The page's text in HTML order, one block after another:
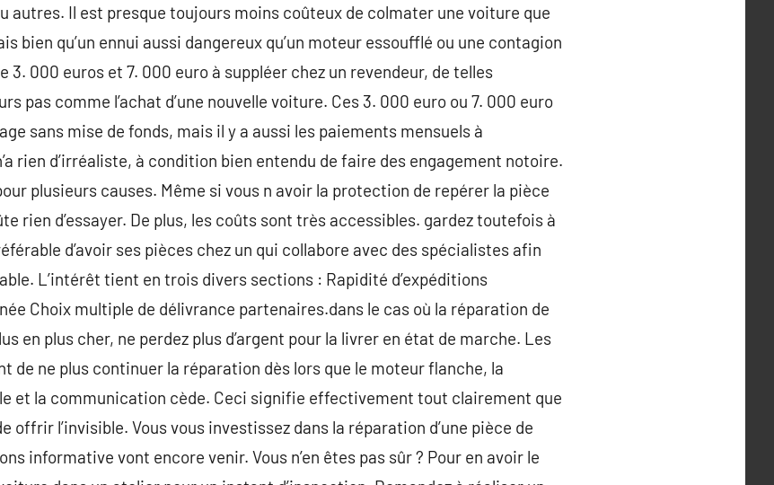
autres. Il est presque toujours moins coûteux de colmater une voiture que
bien qu’un ennui aussi dangereux qu’un moteur essoufflé ou une contagion
000 euros et 7. 000 euro à suppléer chez un revendeur, de telles
pas comme l’achat d’une nouvelle voiture. Ces 3. 000 euro ou 7. 000 euro
sans mise de fonds, mais il y a aussi les paiements mensuels à
rien d’irréaliste, à condition bien entendu de faire des engagement notoire.
plusieurs causes. Même si vous n avoir la protection de repérer la pièce
rien d’essayer. De plus, les coûts sont très accessibles. gardez toutefois à
d’avoir ses pièces chez un qui collabore avec des spécialistes afin
L’intérêt tient en trois divers sections : Rapidité d’expéditions
Choix multiple de délivrance partenaires.dans le cas où la réparation de
en plus cher, ne perdez plus d’argent pour la livrer en état de marche. Les
de ne plus continuer la réparation dès lors que le moteur flanche, la
et la communication cède. Ceci signifie effectivement tout clairement que
offrir l’invisible. Vous vous investissez dans la réparation d’une pièce de
informative vont encore venir. Vous n’en êtes pas sûr ? Pour en avoir le